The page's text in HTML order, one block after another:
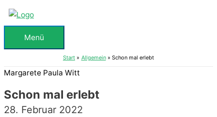
Zum
Inhalt
springenMenü
Menü
Start Allgemein Schon mal erlebt
Margarete Paula Witt
Schon mal erlebt
28. Februar 2022